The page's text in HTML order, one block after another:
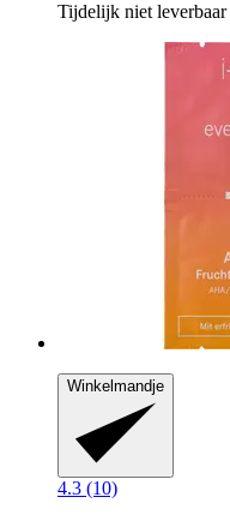
Tijdelijk niet leverbaar
Winkelmandje
4.3 (10)